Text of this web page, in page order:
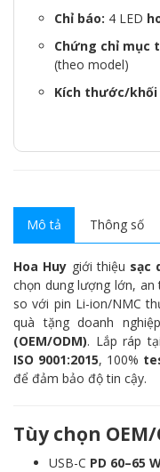
Chỉ báo: 4 LED
Chứng chỉ mục
(theo model)
Kích thước/
Mô tả Thông số
Hoa Huy giới thiệu sạc
chọn dung lượng lớn,
so với pin Li-ion/NMC
quà tặng doanh
(OEM/ODM). Lắp ráp tại
ISO 9001:2015, 100%
để đảm bảo độ tin cậy.
Tùy chọn OEM/
USB-C PD 60–65